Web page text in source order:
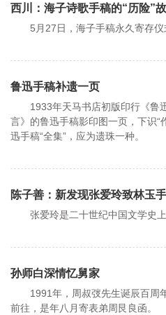
西川：海子诗歌手稿的“历险”
5月27日，海子手稿永久寄存仪
鲁迅手稿补遗一页
1933年天马书店初版印行《鲁
言》的鲁迅手稿影印图一页，下识“
迅手稿“全集”，应为遗珠一种。
陈子善：新发现张爱玲致林玉
张爱玲是二十世纪中国文学史上
孙师白深情忆舅家
1991年，周叔弢先生诞辰百周
前往，是年八月寄表弟周艮良函。